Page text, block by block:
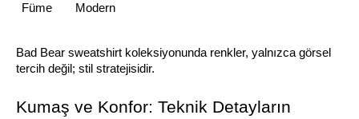
Füme Modern
Bad Bear sweatshirt koleksiyonunda renkler, yalnızca görsel
tercih değil; stil stratejisidir.
Kumaş ve Konfor: Teknik Detayların